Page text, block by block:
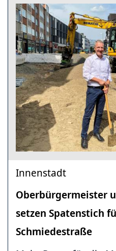
Innenstadt
Oberbürgermeister
setzen Spatenstich
Schmiedestraße